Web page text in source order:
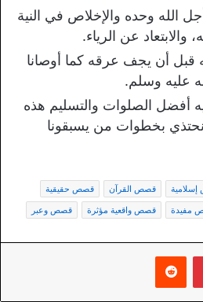
وحده والإخلاص في النية
عن الرياء.
قبل أن يجف عرقه كما أوصانا
عليه وسلم.
أفضل الصلوات والتسليم هذه
بخطوات من يسبقونا
قصص القرآن
قصص حقيقية
مفيدة قصص واقعية مؤثرة قصص وعبر
بينتيريست